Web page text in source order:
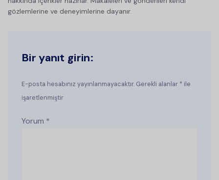
gözlemlerine ve deneyimlerine dayanır.
Bir yanıt girin:
E-posta hesabınız yayınlanmayacaktır. Gerekli alanlar * ile
işaretlenmiştir
Yorum *